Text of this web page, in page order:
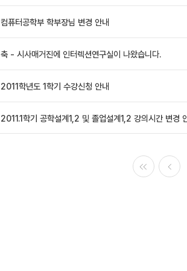
컴퓨터공학부 학부장님 변경 안내
축 - 시사매거진에 인터렉션연구실이 나왔습니다.
2011학년도 1학기 수강신청 안내
2011.1학기 공학설계1,2 및 졸업설계1,2 강의시간 변경